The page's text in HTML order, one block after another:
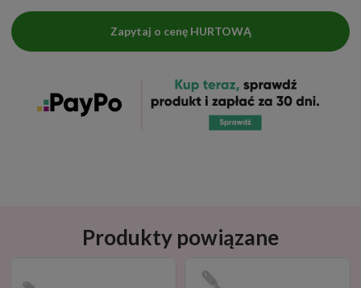
Zapytaj o cenę HURTOWĄ
Produkty powiązane